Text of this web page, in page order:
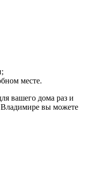
месте.
вашего дома раз и
Владимире вы можете